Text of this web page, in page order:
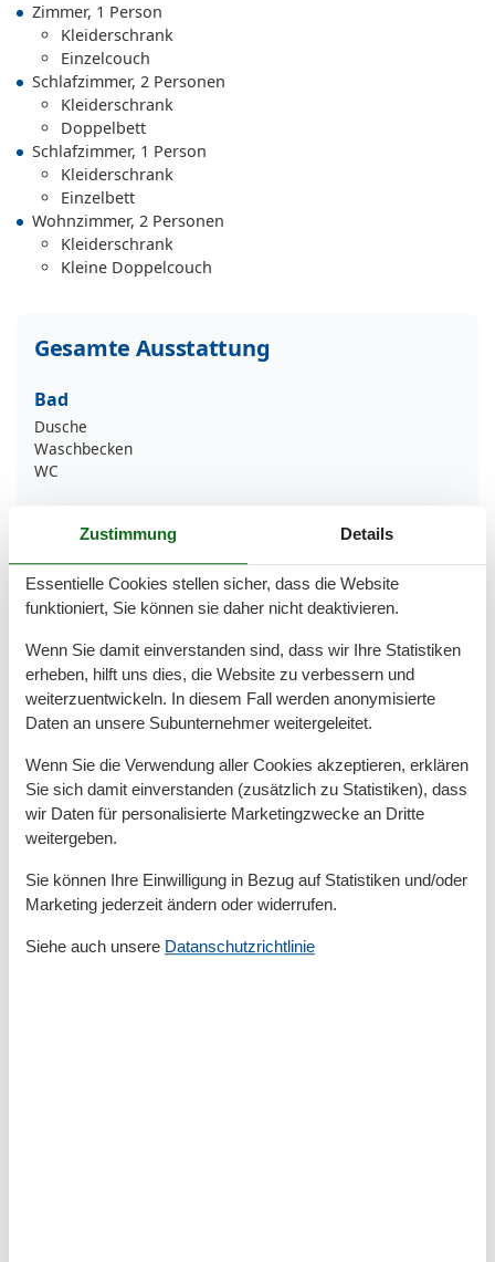
Zimmer, 1 Person
Kleiderschrank
Einzelcouch
Schlafzimmer, 2 Personen
Kleiderschrank
Doppelbett
Schlafzimmer, 1 Person
Kleiderschrank
Einzelbett
Wohnzimmer, 2 Personen
Kleiderschrank
Kleine Doppelcouch
Gesamte Ausstattung
Bad
Dusche
Waschbecken
WC
Kinder willkommen
Nichtraucher
Quadratmeter
Zimmer
Draußen
Privater P-Platz
Entfernung
Strandentfernung 600 m
Küche
Backofen
Kaffeemaschine
Küche
Kühlschrank
Spülmaschine
Toaster
Zustimmung Details
Essentielle Cookies stellen sicher, dass die Website
funktioniert, Sie können sie daher nicht deaktivieren.
Wenn Sie damit einverstanden sind, dass wir Ihre Statistiken
erheben, hilft uns dies, die Website zu verbessern und
weiterzuentwickeln. In diesem Fall werden anonymisierte
Daten an unsere Subunternehmer weitergeleitet.
Wenn Sie die Verwendung aller Cookies akzeptieren, erklären
Sie sich damit einverstanden (zusätzlich zu Statistiken), dass
wir Daten für personalisierte Marketingzwecke an Dritte
weitergeben.
Sie können Ihre Einwilligung in Bezug auf Statistiken und/oder
Marketing jederzeit ändern oder widerrufen.
Siehe auch unsere Datanschutzrichtlinie